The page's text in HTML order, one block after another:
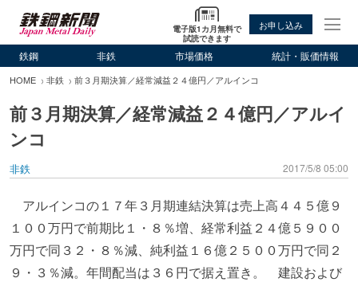
電子版1カ月無料で
試読できます
お申し込み
鉄鋼 非鉄 市場価格 統計・販価情報
HOME 非鉄 前３月期決算／経常減益２４億円／アルインコ
前３月期決算／経常減益２４億円／アルイ
ンコ
非鉄 2017/5/8 05:00
アルインコの１７年３月期連結決算は売上高４４５億９
１００万円で前期比１・８％増、経常利益２４億５９００
万円で同３２・８％減、純利益１６億２５００万円で同２
９・３％減。年間配当は３６円で据え置き。 建設および